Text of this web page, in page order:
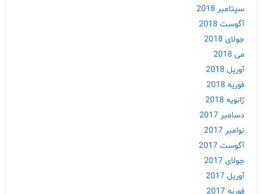
سپتامبر 2018
آگوست 2018
جولای 2018
می 2018
آوریل 2018
فوریه 2018
ژانویه 2018
دسامبر 2017
نوامبر 2017
آگوست 2017
جولای 2017
آوریل 2017
فوریه 2017